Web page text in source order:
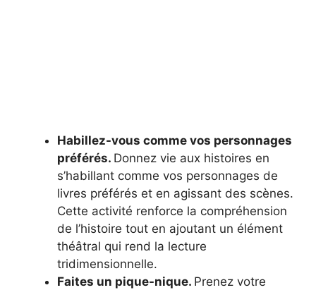
Habillez-vous comme vos personnages
préférés. Donnez vie aux histoires en
s’habillant comme vos personnages de
livres préférés et en agissant des scènes.
Cette activité renforce la compréhension
de l’histoire tout en ajoutant un élément
théâtral qui rend la lecture
tridimensionnelle.
Faites un pique-nique. Prenez votre